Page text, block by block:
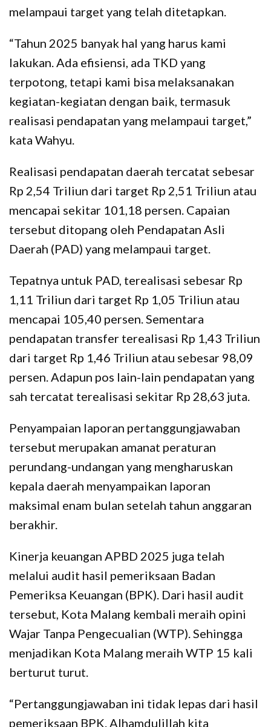
melampaui target yang telah ditetapkan.
“Tahun 2025 banyak hal yang harus kami
lakukan. Ada efisiensi, ada TKD yang
terpotong, tetapi kami bisa melaksanakan
kegiatan-kegiatan dengan baik, termasuk
realisasi pendapatan yang melampaui target,”
kata Wahyu.
Realisasi pendapatan daerah tercatat sebesar
Rp 2,54 Triliun dari target Rp 2,51 Triliun atau
mencapai sekitar 101,18 persen. Capaian
tersebut ditopang oleh Pendapatan Asli
Daerah (PAD) yang melampaui target.
Tepatnya untuk PAD, terealisasi sebesar Rp
1,11 Triliun dari target Rp 1,05 Triliun atau
mencapai 105,40 persen. Sementara
pendapatan transfer terealisasi Rp 1,43 Triliun
dari target Rp 1,46 Triliun atau sebesar 98,09
persen. Adapun pos lain-lain pendapatan yang
sah tercatat terealisasi sekitar Rp 28,63 juta.
Penyampaian laporan pertanggungjawaban
tersebut merupakan amanat peraturan
perundang-undangan yang mengharuskan
kepala daerah menyampaikan laporan
maksimal enam bulan setelah tahun anggaran
berakhir.
Kinerja keuangan APBD 2025 juga telah
melalui audit hasil pemeriksaan Badan
Pemeriksa Keuangan (BPK). Dari hasil audit
tersebut, Kota Malang kembali meraih opini
Wajar Tanpa Pengecualian (WTP). Sehingga
menjadikan Kota Malang meraih WTP 15 kali
berturut turut.
“Pertanggungjawaban ini tidak lepas dari hasil
pemeriksaan BPK. Alhamdulillah kita